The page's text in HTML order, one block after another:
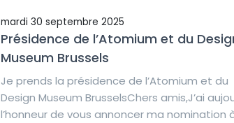
mardi 30 septembre 2025
Présidence de l’Atomium et du
Museum Brussels
Je prends la présidence de l’Atomium et du
Design Museum BrusselsChers amis,J’ai
l’honneur de vous annoncer ma nomination